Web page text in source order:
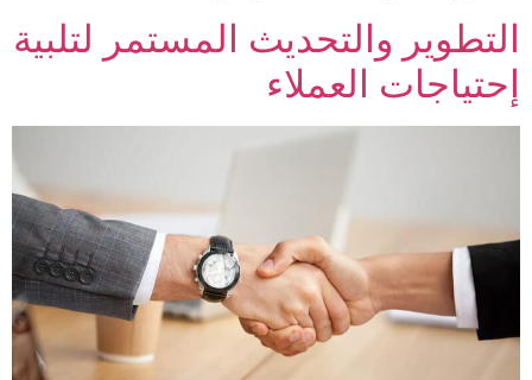
التطوير والتحديث المستمر لتلبية
إحتياجات العملاء